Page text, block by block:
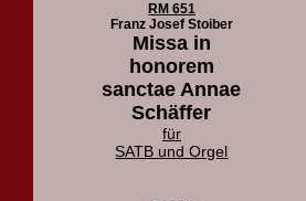
RM 651
Franz Josef Stoiber
Missa in
honorem
sanctae Annae
Schäffer
für
SATB und Orgel